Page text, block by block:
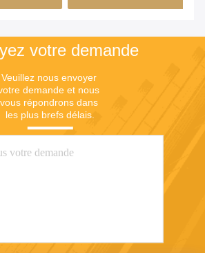
votre demande
Veuillez nous envoyer
demande et nous
vous répondrons dans
les plus brefs délais.